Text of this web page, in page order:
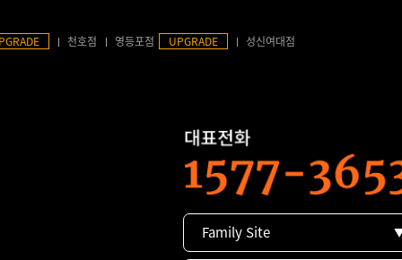
천호점 영등포점 UPGRADE 성신여대점
Family Site